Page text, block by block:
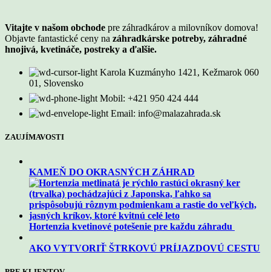
Vitajte v našom obchode pre záhradkárov a milovníkov domova!
Objavte fantastické ceny na záhradkárske potreby, záhradné
hnojivá, kvetináče, postreky a ďalšie.
Karola Kuzmányho 1421, Kežmarok 060
01, Slovensko
Mobil: +421 950 424 444
Email: info@malazahrada.sk
ZAUJÍMAVOSTI
KAMEŇ DO OKRASNÝCH ZÁHRAD
Hortenzia kvetinové potešenie pre každu záhradu
AKO VYTVORIŤ ŠTRKOVÚ PRÍJAZDOVÚ CESTU